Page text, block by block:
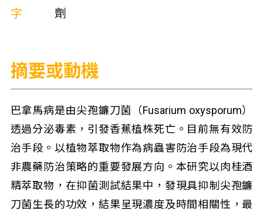
字
劑
摘要或動機
巴拿馬病是由尖孢鐮刀菌（Fusarium oxysporum）
透過分泌毒素，引發香蕉植株死亡。目前無有效防
治手段。以植物萃取物作為病蟲害防治手段為現代
非農藥防治策略的重要發展方向。本研究以肉桂酒
精萃取物，在抑菌測試結果中，發現具抑制尖孢鐮
刀菌生長的功效，結果呈現濃度及時間相關性，最